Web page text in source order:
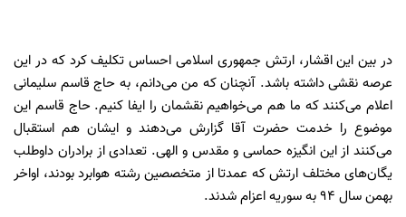
در بین این اقشار، ارتش جمهوری اسلامی‌ احساس تکلیف کرد که در این
عرصه نقشی داشته باشد. آنچنان که من می‌دانم، به حاج قاسم سلیمانی
اعلام می‌کنند که ما هم می‌خواهیم نقشمان را ایفا کنیم. حاج قاسم این
موضوع را خدمت حضرت آقا گزارش می‌دهند و ایشان هم استقبال
می‌کنند از این انگیزه حماسی و مقدس و الهی. تعدادی از برادران داوطلب
یگان‌های مختلف ارتش که عمدتا از متخصصین رشته هوابرد بودند، اواخر
بهمن سال 94 به سوریه اعزام شدند.